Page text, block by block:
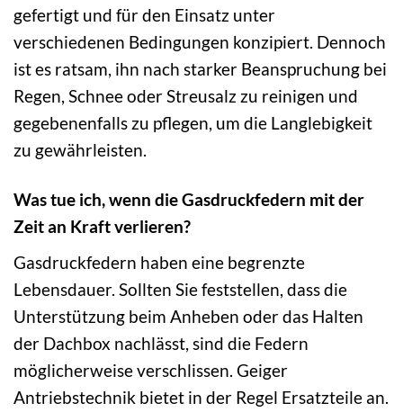
gefertigt und für den Einsatz unter
verschiedenen Bedingungen konzipiert. Dennoch
ist es ratsam, ihn nach starker Beanspruchung bei
Regen, Schnee oder Streusalz zu reinigen und
gegebenenfalls zu pflegen, um die Langlebigkeit
zu gewährleisten.
Was tue ich, wenn die Gasdruckfedern mit der
Zeit an Kraft verlieren?
Gasdruckfedern haben eine begrenzte
Lebensdauer. Sollten Sie feststellen, dass die
Unterstützung beim Anheben oder das Halten
der Dachbox nachlässt, sind die Federn
möglicherweise verschlissen. Geiger
Antriebstechnik bietet in der Regel Ersatzteile an.